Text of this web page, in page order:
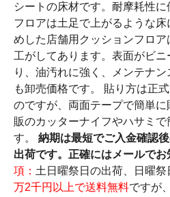
シートの床材です。耐摩耗性
フロアは土足で上がるような
めした店舗用クッションフロ
工がしてあります。表面がビ
り、油汚れに強く、メンテナ
も卸売価格です。 貼り方は正
のですが、両面テープで簡単
販のカッターナイフやハサミで
す。 納期は最短でご入金確認
出荷です。正確にはメールでお
項： 土日曜祭日の出荷、日曜祭
万2千円以上で送料無料ですが